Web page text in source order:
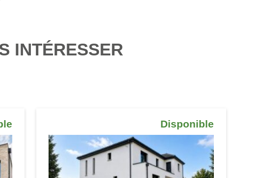
INTÉRESSER
Disponible